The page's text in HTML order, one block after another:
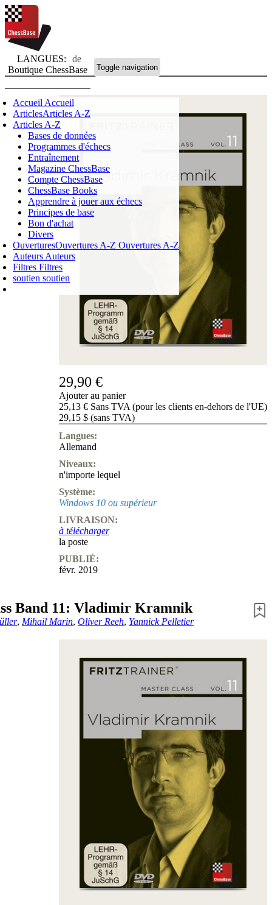
LANGUES:
de
Boutique ChessBase
Toggle navigation
Accueil Accueil
ArticlesArticles A-Z
Articles A-Z
Bases de données
Programmes d'échecs
Entraînement
Magazine ChessBase
Compte ChessBase
ChessBase Books
Apprendre à jouer aux échecs
Principes de base
Bon d'achat
Divers
OuverturesOuvertures A-Z Ouvertures A-Z
Auteurs Auteurs
Filtres Filtres
soutien soutien
PANIER D'ACHATS
ARTICLE
0,00 €
✔
29,90 €
Ajouter au panier
25,13 € Sans TVA (pour les clients en-dehors de l'UE)
29,15 $ (sans TVA)
Langues:
Allemand
Niveaux:
n'importe lequel
Système:
Windows 10 ou supérieur
LIVRAISON:
à télécharger
la poste
PUBLIÉ:
févr. 2019
Band 11: Vladimir Kramnik
, Mihail Marin, Oliver Reeh, Yannick Pelletier